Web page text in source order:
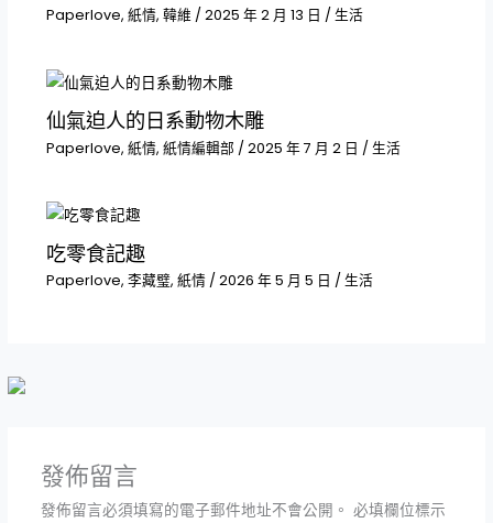
Paperlove, 紙情, 韓維 / 2025 年 2 月 13 日 / 生活
仙氣迫人的日系動物木雕
Paperlove, 紙情, 紙情編輯部 / 2025 年 7 月 2 日 / 生活
吃零食記趣
Paperlove, 李藏璧, 紙情/ 2026 年 5 月 5 日 / 生活
發佈留言
發佈留言必須填寫的電子郵件地址不會公開。 必填欄位標示